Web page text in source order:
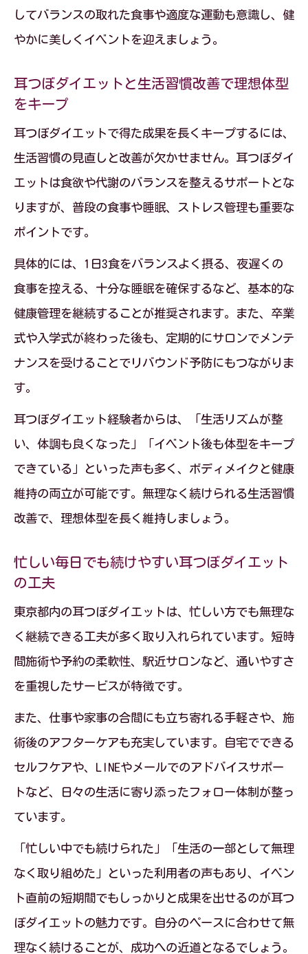
してバランスの取れた食事や適度な運動も意識し、健
やかに美しくイベントを迎えましょう。
耳つぼダイエットと生活習慣改善で理想体型
をキープ
耳つぼダイエットで得た成果を長くキープするには、
生活習慣の見直しと改善が欠かせません。耳つぼダイ
エットは食欲や代謝のバランスを整えるサポートとな
りますが、普段の食事や睡眠、ストレス管理も重要な
ポイントです。
具体的には、1日3食をバランスよく摂る、夜遅くの
食事を控える、十分な睡眠を確保するなど、基本的な
健康管理を継続することが推奨されます。また、卒業
式や入学式が終わった後も、定期的にサロンでメンテ
ナンスを受けることでリバウンド予防にもつながりま
す。
耳つぼダイエット経験者からは、「生活リズムが整
い、体調も良くなった」「イベント後も体型をキープ
できている」といった声も多く、ボディメイクと健康
維持の両立が可能です。無理なく続けられる生活習慣
改善で、理想体型を長く維持しましょう。
忙しい毎日でも続けやすい耳つぼダイエット
の工夫
東京都内の耳つぼダイエットは、忙しい方でも無理な
く継続できる工夫が多く取り入れられています。短時
間施術や予約の柔軟性、駅近サロンなど、通いやすさ
を重視したサービスが特徴です。
また、仕事や家事の合間にも立ち寄れる手軽さや、施
術後のアフターケアも充実しています。自宅でできる
セルフケアや、LINEやメールでのアドバイスサポー
トなど、日々の生活に寄り添ったフォロー体制が整っ
ています。
「忙しい中でも続けられた」「生活の一部として無理
なく取り組めた」といった利用者の声もあり、イベン
ト直前の短期間でもしっかりと成果を出せるのが耳つ
ぼダイエットの魅力です。自分のペースに合わせて無
理なく続けることが、成功への近道となるでしょう。